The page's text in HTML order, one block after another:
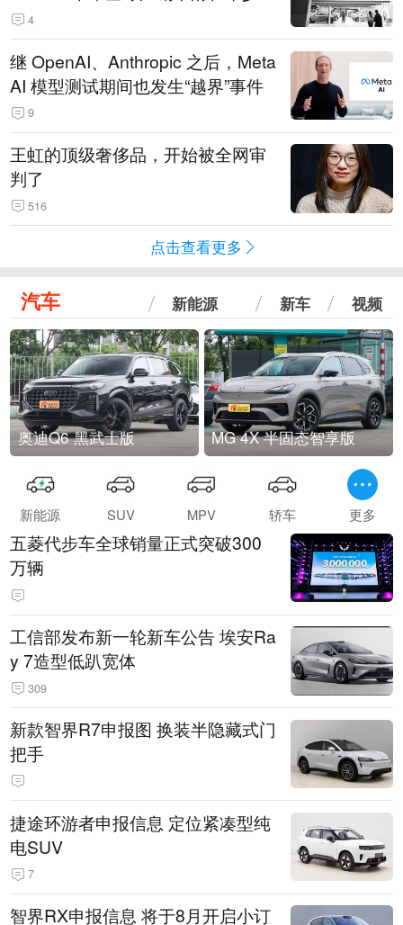
14.3万辆
4
继 OpenAI、Anthropic 之后，Meta
AI 模型测试期间也发生“越界”事件
9
王虹的顶级奢侈品，开始被全网审
判了
516
点击查看更多
汽车 新能源 新车 视频
奥迪Q6 黑武士版 MG 4X 半固态智享版
新能源 SUV MPV 轿车 更多
五菱代步车全球销量正式突破300
万辆
工信部发布新一轮新车公告 埃安Ra
y 7造型低趴宽体
309
新款智界R7申报图 换装半隐藏式门
把手
捷途环游者申报信息 定位紧凑型纯
电SUV
7
智界RX申报信息 将于8月开启小订